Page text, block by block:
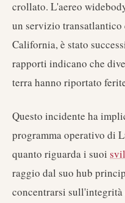
crollato. L'aereo
un servizio
California, è stato
rapporti indicano che
terra hanno riportato
Questo incidente ha
programma operativo di
quanto riguarda i suoi
raggio dal suo hub
concentrarsi sull'integrità